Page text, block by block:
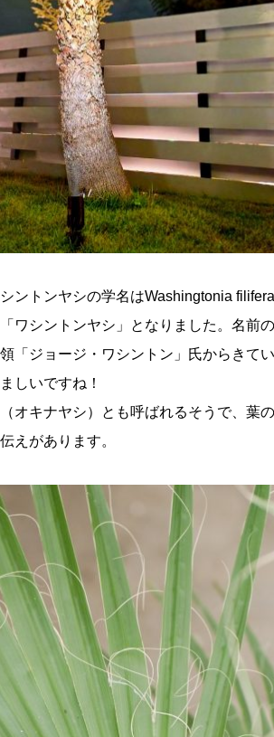
ントンヤシの学名はWashingtonia
ワシントンヤシ」となりました。名前
「ジョージ・ワシントン」氏からきて
しいですね！
オキナヤシ）とも呼ばれるそうで、葉
えがあります。